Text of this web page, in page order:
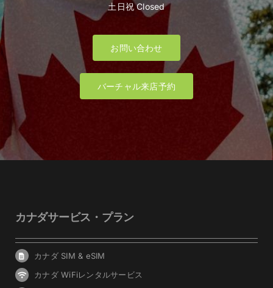
土日祝 Closed
お問い合わせ
バーチャル来店予約
カナダサービス・プラン
カナダ SIM & eSIM
カナダ WiFiレンタルサービス